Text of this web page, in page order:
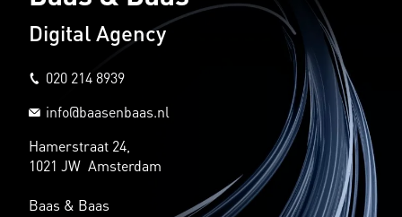
Digital Agency
020 214 8939
info@baasenbaas.nl
Hamerstraat 24,
1021 JW Amsterdam
Baas & Baas